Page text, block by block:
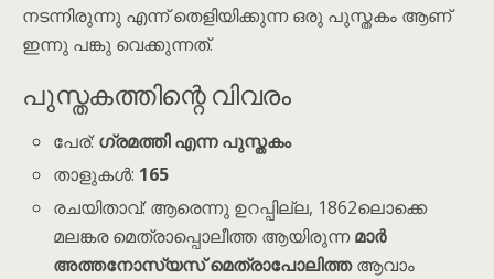
നടന്നിരുന്നു എന്ന് തെളിയിക്കുന്ന ഒരു പുസ്തകം ആണ്
ഇന്നു പങ്കു വെക്കുന്നത്.
പുസ്തകത്തിന്റെ വിവരം
പേര്:ഗ്രമത്തി എന്ന പുസ്തകം
താളുകൾ: 165
രചയിതാവ്: ആരെന്നു ഉറപ്പില്ല, 1862ലൊക്കെ
മലങ്കര മെത്രാപ്പൊലീത്ത ആയിരുന്നമാർ
അത്തനോസ്യസ് മെത്രാപോലിത്തആവാം